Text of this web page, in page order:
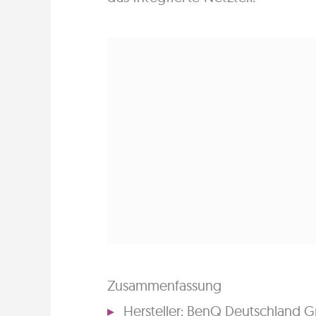
Zusammenfassung
Hersteller: BenQ Deutschland